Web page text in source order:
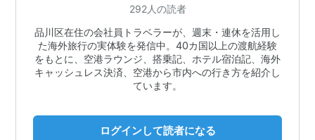
292人の読者
品川区在住の会社員トラベラーが、週末・連休を活用し
た海外旅行の実体験を発信中。40カ国以上の渡航経験
をもとに、空港ラウンジ、搭乗記、ホテル宿泊記、海外
キャッシュレス決済、空港から市内への行き方を紹介し
ています。
ログインして読者になる